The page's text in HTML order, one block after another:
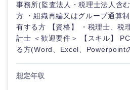
事務所(監査法人・税理士法人含
方 ・組織再編又はグループ通算
有する方 【資格】 ・税理士、税
計士 ＜歓迎要件＞ 【スキル】
る方(Word、Excel、Powerpoint
想定年収